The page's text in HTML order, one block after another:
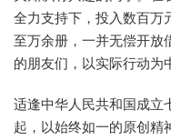
全力支持下，投入数百万
至万余册，一并无偿开放
的朋友们，以实际行动为
适逢中华人民共和国成立
起，以始终如一的原创精